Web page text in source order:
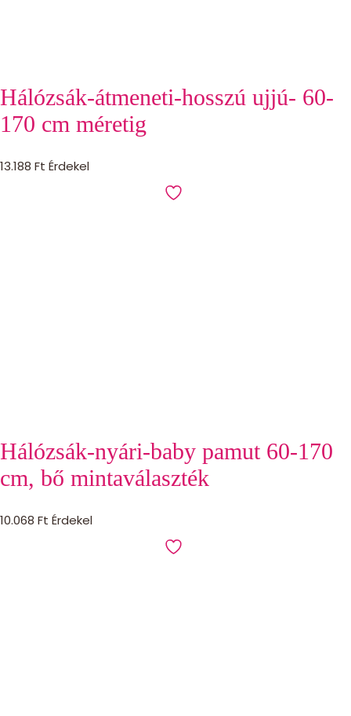
Hálózsák-átmeneti-hosszú ujjú- 60-
170 cm méretig
13.188 Ft Érdekel
Hálózsák-nyári-baby pamut 60-170
cm, bő mintaválaszték
10.068 Ft Érdekel